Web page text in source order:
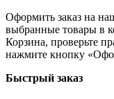
Оформить заказ на
выбранные товары в
Корзина, проверьте
нажмите кнопку
Быстрый заказ